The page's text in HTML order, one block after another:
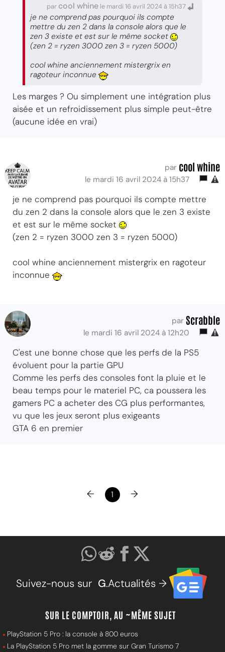
par cool whine le mardi 16 avril 2024 à 15h37
je ne comprend pas pourquoi ils compte
mettre du zen 2 dans la console alors que le
zen 3 existe et est sur le même socket
(zen 2 = ryzen 3000 zen 3 = ryzen 5000)
cool whine anciennement mistergrix en
ragoteur inconnue
Les marges ? Ou simplement une intégration plus
aisée et un refroidissement plus simple peut-être
(aucune idée en vrai)
par cool whine
le mardi 16 avril 2024 à 15h37
je ne comprend pas pourquoi ils compte mettre
du zen 2 dans la console alors que le zen 3 existe
et est sur le même socket
(zen 2 = ryzen 3000 zen 3 = ryzen 5000)
cool whine anciennement mistergrix en ragoteur
inconnue
par Scrabble
le mardi 16 avril 2024 à 12h20
C'est une bonne chose que les perfs de la PS5
évoluent pour la partie GPU
Comme les perfs des consoles font la pluie et le
beau temps pour le materiel PC, ca poussera les
gamers PC a acheter des CG plus performantes,
vu que les jeux seront plus exigeants
GTA 6 en premier
← 1 →
Suivez-nous sur G.Actualités →
SUR LE COMPTOIR, AU ~MÊME SUJET
PlayStation 5 Pro : la console à 800 euros
La PlayStation 5 Pro met la gomme sur Gran Turismo 7